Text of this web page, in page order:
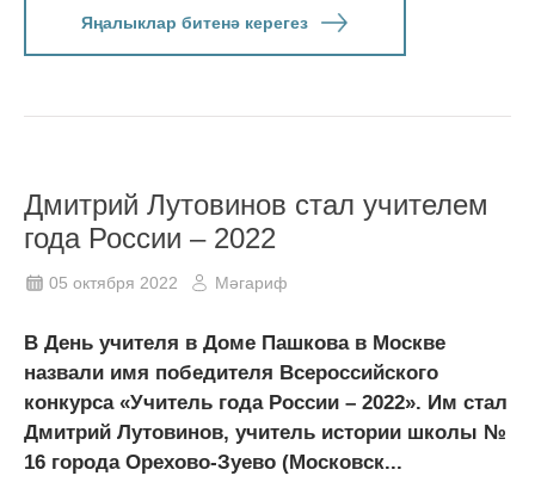
Яңалыклар битенә керегез
Дмитрий Лутовинов стал учителем
года России – 2022
05 октября 2022 Мәгариф
В День учителя в Доме Пашкова в Москве
назвали имя победителя Всероссийского
конкурса «Учитель года России – 2022». Им стал
Дмитрий Лутовинов, учитель истории школы №
16 города Орехово-Зуево (Московск...